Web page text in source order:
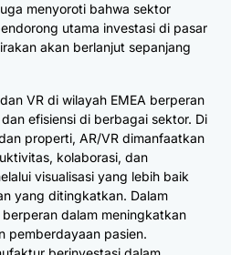
menyoroti bahwa sektor
utama investasi di pasar
akan berlanjut sepanjang
VR di wilayah EMEA berperan
efisiensi di berbagai sektor. Di
properti, AR/VR dimanfaatkan
kolaborasi, dan
visualisasi yang lebih baik
yang ditingkatkan. Dalam
dalam meningkatkan
pemberdayaan pasien.